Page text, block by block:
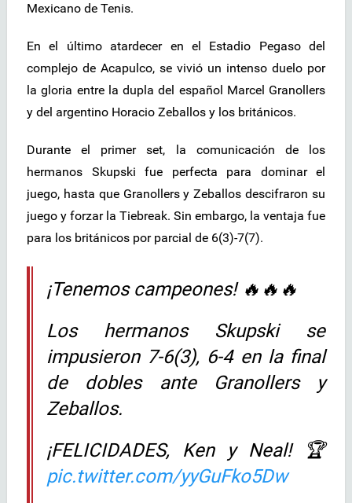
Mexicano de Tenis.
En el último atardecer en el Estadio Pegaso del
complejo de Acapulco, se vivió un intenso duelo por
la gloria entre la dupla del español Marcel Granollers
y del argentino Horacio Zeballos y los británicos.
Durante el primer set, la comunicación de los
hermanos Skupski fue perfecta para dominar el
juego, hasta que Granollers y Zeballos descifraron su
juego y forzar la Tiebreak. Sin embargo, la ventaja fue
para los británicos por parcial de 6(3)-7(7).
¡Tenemos campeones! 🔥🔥🔥
Los hermanos Skupski se
impusieron 7-6(3), 6-4 en la final
de dobles ante Granollers y
Zeballos.
¡FELICIDADES, Ken y Neal! 🏆
pic.twitter.com/yyGuFko5Dw